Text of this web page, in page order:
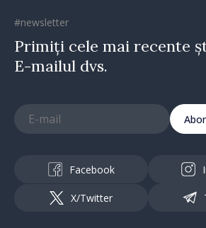
#newsletter
Primiți cele mai recente
E-mailul dvs.
Facebook
X/Twitter